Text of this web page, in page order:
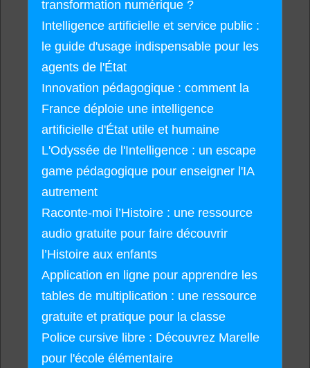
transformation numérique ?
Intelligence artificielle et service public :
le guide d'usage indispensable pour les
agents de l'État
Innovation pédagogique : comment la
France déploie une intelligence
artificielle d'État utile et humaine
L'Odyssée de l'Intelligence : un escape
game pédagogique pour enseigner l'IA
autrement
Raconte-moi l’Histoire : une ressource
audio gratuite pour faire découvrir
l’Histoire aux enfants
Application en ligne pour apprendre les
tables de multiplication : une ressource
gratuite et pratique pour la classe
Police cursive libre : Découvrez Marelle
pour l'école élémentaire